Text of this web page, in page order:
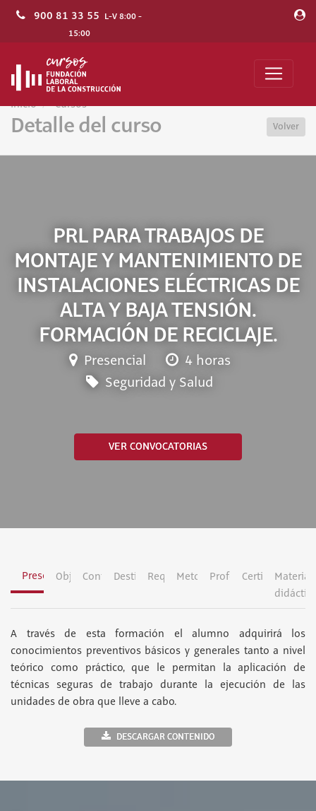
900 81 33 55 L-V 8:00 -
15:00
Inicio Cursos
Detalle del curso Volver
PRL PARA TRABAJOS DE
MONTAJE Y MANTENIMIENTO DE
INSTALACIONES ELÉCTRICAS DE
ALTA Y BAJA TENSIÓN.
FORMACIÓN DE RECICLAJE.
Presencial
4 horas
Seguridad y Salud
VER CONVOCATORIAS
Presentación
ObjetivosContenidosDestinatariosRequisitosMetodologíaProfesoradoCertificación
Material
A través de esta formación el alumno adquirirá los
conocimientos preventivos básicos y generales tanto a nivel
teórico como práctico, que le permitan la aplicación de
técnicas seguras de trabajo durante la ejecución de las
unidades de obra que lleve a cabo.
DESCARGAR CONTENIDO